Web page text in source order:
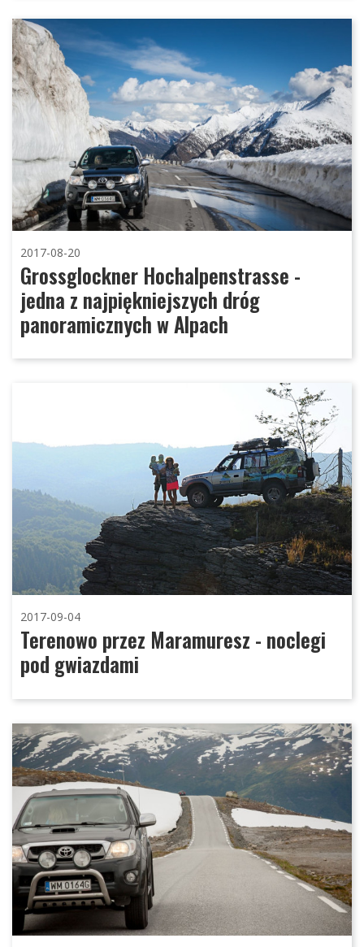
2017-08-20
Grossglockner Hochalpenstrasse -
jedna z najpiękniejszych dróg
panoramicznych w Alpach
2017-09-04
Terenowo przez Maramuresz - noclegi
pod gwiazdami